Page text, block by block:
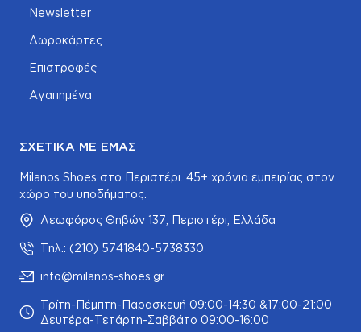
Newsletter
Δωροκάρτες
Επιστροφές
Αγαπημένα
ΣΧΕΤΙΚΆ ΜΕ ΕΜΆΣ
Milanos Shoes στο Περιστέρι. 45+ χρόνια εμπειρίας στον
χώρο του υποδήματος.
Λεωφόρος Θηβών 137, Περιστέρι, Ελλάδα
Τηλ.: (210) 5741840-5738330
info@milanos-shoes.gr
Τρίτη-Πέμπτη-Παρασκευή 09:00-14:30 &17:00-21:00
Δευτέρα-Τετάρτη-Σαββάτο 09:00-16:00